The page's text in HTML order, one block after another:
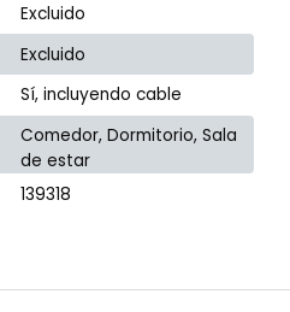
Excluido
Excluido
Sí, incluyendo cable
Comedor, Dormitorio, Sala
de estar
139318